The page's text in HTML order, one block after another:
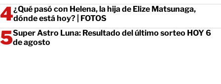
¿Qué pasó con Helena, la hija de Elize Matsunaga,
dónde está hoy? | FOTOS
Super Astro Luna: Resultado del último sorteo HOY 6
de agosto